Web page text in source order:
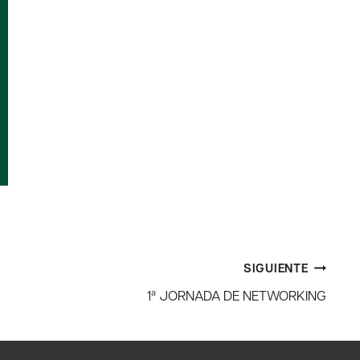
SIGUIENTE
1ª JORNADA DE NETWORKING